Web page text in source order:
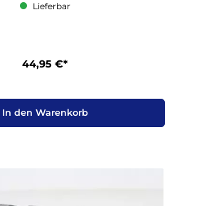
Lieferbar
44,95 €*
In den Warenkorb